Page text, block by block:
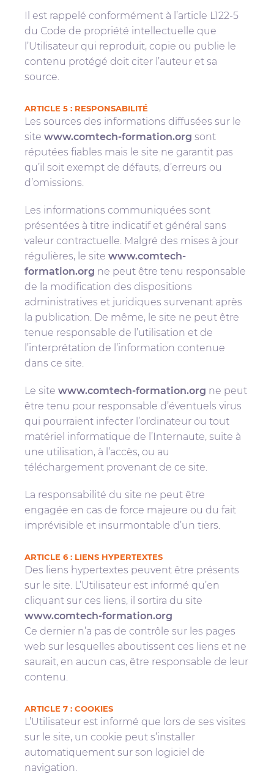
Il est rappelé conformément à l’article L122-5
du Code de propriété intellectuelle que
l’Utilisateur qui reproduit, copie ou publie le
contenu protégé doit citer l’auteur et sa
source.
ARTICLE 5 : RESPONSABILITÉ
Les sources des informations diffusées sur le
site www.comtech-formation.org sont
réputées fiables mais le site ne garantit pas
qu’il soit exempt de défauts, d’erreurs ou
d’omissions.
Les informations communiquées sont
présentées à titre indicatif et général sans
valeur contractuelle. Malgré des mises à jour
régulières, le site www.comtech-
formation.org ne peut être tenu responsable
de la modification des dispositions
administratives et juridiques survenant après
la publication. De même, le site ne peut être
tenue responsable de l’utilisation et de
l’interprétation de l’information contenue
dans ce site.
Le site www.comtech-formation.org ne peut
être tenu pour responsable d’éventuels virus
qui pourraient infecter l’ordinateur ou tout
matériel informatique de l’Internaute, suite à
une utilisation, à l’accès, ou au
téléchargement provenant de ce site.
La responsabilité du site ne peut être
engagée en cas de force majeure ou du fait
imprévisible et insurmontable d’un tiers.
ARTICLE 6 : LIENS HYPERTEXTES
Des liens hypertextes peuvent être présents
sur le site. L’Utilisateur est informé qu’en
cliquant sur ces liens, il sortira du site
www.comtech-formation.org
Ce dernier n’a pas de contrôle sur les pages
web sur lesquelles aboutissent ces liens et ne
saurait, en aucun cas, être responsable de leur
contenu.
ARTICLE 7 : COOKIES
L’Utilisateur est informé que lors de ses visites
sur le site, un cookie peut s’installer
automatiquement sur son logiciel de
navigation.